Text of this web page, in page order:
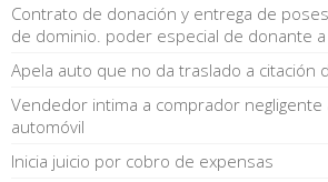
Contrato de donación y entrega de
de dominio. poder especial de donante
Apela auto que no da traslado a citación
Vendedor intima a comprador
automóvil
Inicia juicio por cobro de expensas